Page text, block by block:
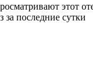
этот
за последние сутки